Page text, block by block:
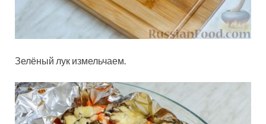
Зелёный лук измельчаем.